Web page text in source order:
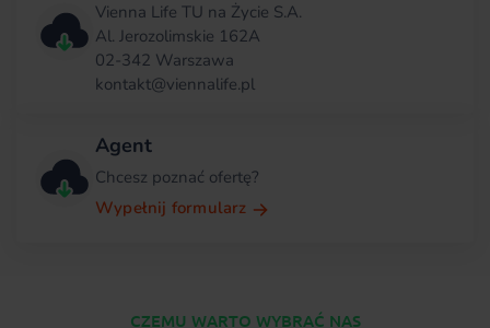
Vienna Life TU na Życie S.A.
Al. Jerozolimskie 162A
02-342 Warszawa
kontakt@viennalife.pl
Agent
Chcesz poznać ofertę?
Wypełnij formularz
CZEMU WARTO WYBRAĆ NAS